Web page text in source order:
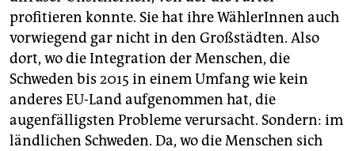
profitieren konnte. Sie hat ihre WählerInnen auch
vorwiegend gar nicht in den Großstädten. Also
dort, wo die Integration der Menschen, die
Schweden bis 2015 in einem Umfang wie kein
anderes EU-Land aufgenommen hat, die
augenfälligsten Probleme verursacht. Sondern: im
ländlichen Schweden. Da, wo die Menschen sich